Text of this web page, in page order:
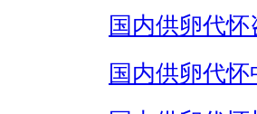
国内供卵代怀
国内供卵代怀